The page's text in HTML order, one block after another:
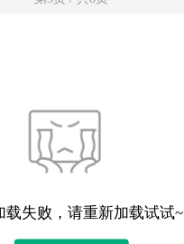
载失败，请重新加载试试~